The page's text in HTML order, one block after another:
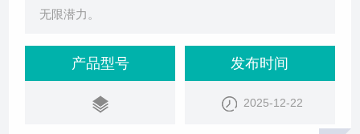
无限潜力。
产品型号 发布时间
2025-12-22